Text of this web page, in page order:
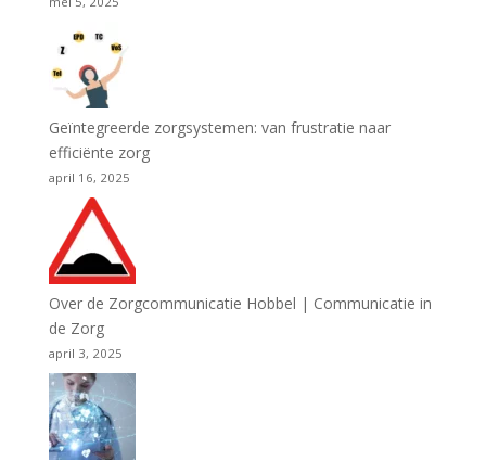
Geïntegreerde zorgsystemen: van frustratie naar
efficiënte zorg
april 16, 2025
Over de Zorgcommunicatie Hobbel | Communicatie in
de Zorg
april 3, 2025